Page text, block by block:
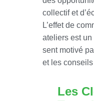
collectif et
L’effet de
ateliers est
sent motivé
et les
Les